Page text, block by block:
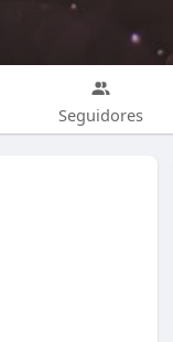
Seguidores